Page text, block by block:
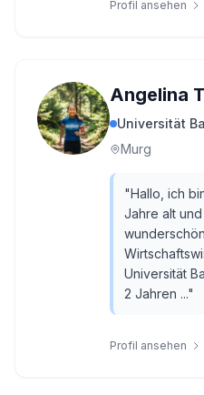
Profil ansehen
Angelina
Universität
Murg
"Hallo, ich
Jahre alt
Universität
2 Jahren ..."
Profil ansehen